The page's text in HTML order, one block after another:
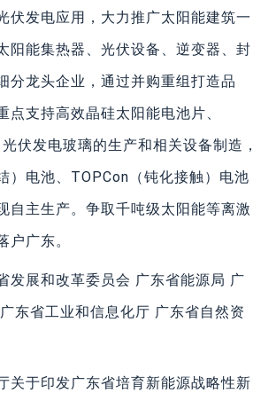
伏发电应用，大力推广太阳能建筑一
阳能集热器、光伏设备、逆变器、封
分龙头企业，通过并购重组打造品
点支持高效晶硅太阳能电池片、
伏发电玻璃的生产和相关设备制造，
）电池、TOPCon（钝化接触）电池
自主生产。争取千吨级太阳能等离激
户广东。
发展和改革委员会 广东省能源局 广
东省工业和信息化厅 广东省自然资
关于印发广东省培育新能源战略性新